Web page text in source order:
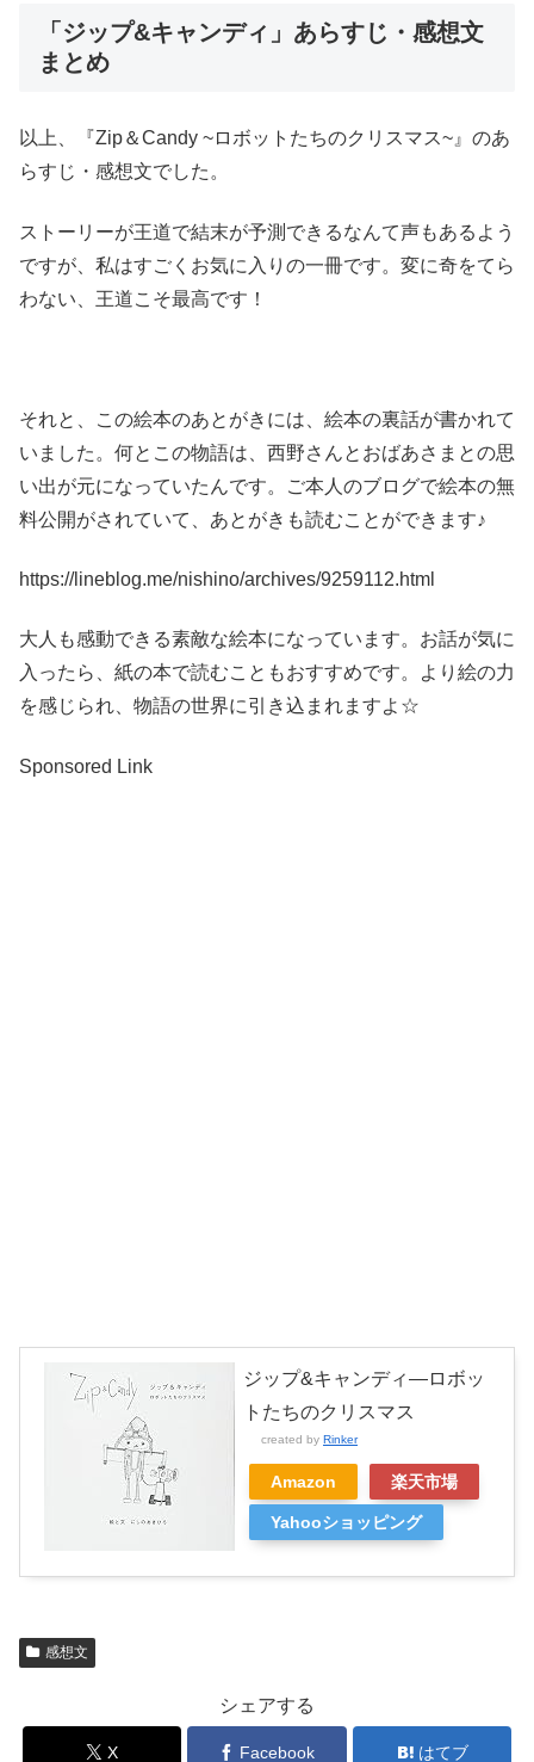
「ジップ&キャンディ」あらすじ・感想文
まとめ
以上、『Zip＆Candy ~ロボットたちのクリスマス~』のあ
らすじ・感想文でした。
ストーリーが王道で結末が予測できるなんて声もあるよう
ですが、私はすごくお気に入りの一冊です。変に奇をてら
わない、王道こそ最高です！
それと、この絵本のあとがきには、絵本の裏話が書かれて
いました。何とこの物語は、西野さんとおばあさまとの思
い出が元になっていたんです。ご本人のブログで絵本の無
料公開がされていて、あとがきも読むことができます♪
https://lineblog.me/nishino/archives/9259112.html
大人も感動できる素敵な絵本になっています。お話が気に
入ったら、紙の本で読むこともおすすめです。より絵の力
を感じられ、物語の世界に引き込まれますよ☆
Sponsored Link
ジップ&キャンディ―ロボッ
トたちのクリスマス
created by Rinker
Amazon 楽天市場
Yahooショッピング
感想文
シェアする
X Facebook はてブ